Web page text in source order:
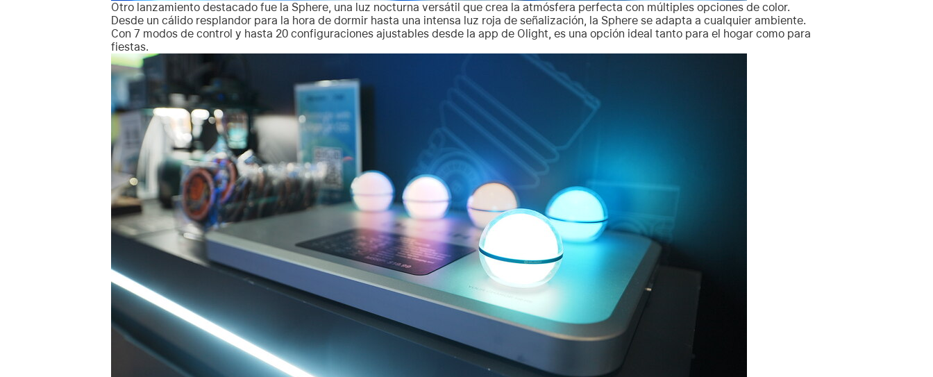
Otro lanzamiento destacado fue la Sphere, una luz nocturna versátil que crea la atmósfera perfecta con múltiples opciones de color.
Desde un cálido resplandor para la hora de dormir hasta una intensa luz roja de señalización, la Sphere se adapta a cualquier ambiente.
Con 7 modos de control y hasta 20 configuraciones ajustables desde la app de Olight, es una opción ideal tanto para el hogar como para
fiestas.